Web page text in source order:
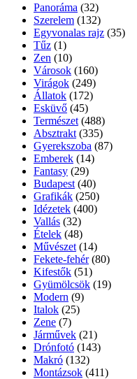
Panoráma (32)
Szerelem (132)
Egyvonalas rajz (35)
Tűz (1)
Zen (10)
Városok (160)
Virágok (249)
Állatok (172)
Esküvő (45)
Természet (488)
Absztrakt (335)
Gyerekszoba (87)
Emberek (14)
Fantasy (29)
Budapest (40)
Grafikák (250)
Idézetek (400)
Vallás (32)
Ételek (48)
Művészet (14)
Fekete-fehér (80)
Kifestők (51)
Gyümölcsök (19)
Modern (9)
Italok (25)
Zene (7)
Járművek (21)
Drónfotó (143)
Makró (132)
Montázsok (411)